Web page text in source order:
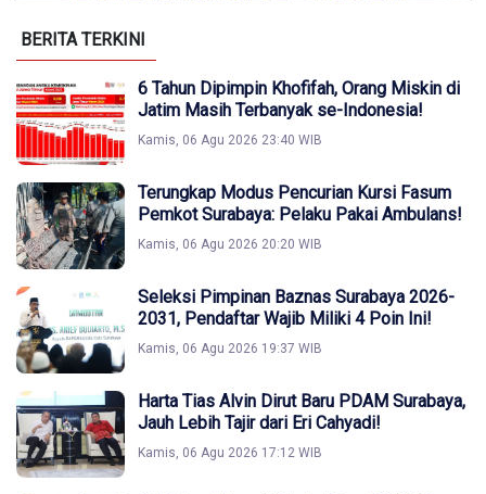
BERITA TERKINI
6 Tahun Dipimpin Khofifah, Orang Miskin di
Jatim Masih Terbanyak se-Indonesia!
Kamis, 06 Agu 2026 23:40 WIB
Terungkap Modus Pencurian Kursi Fasum
Pemkot Surabaya: Pelaku Pakai Ambulans!
Kamis, 06 Agu 2026 20:20 WIB
Seleksi Pimpinan Baznas Surabaya 2026-
2031, Pendaftar Wajib Miliki 4 Poin Ini!
Kamis, 06 Agu 2026 19:37 WIB
Harta Tias Alvin Dirut Baru PDAM Surabaya,
Jauh Lebih Tajir dari Eri Cahyadi!
Kamis, 06 Agu 2026 17:12 WIB